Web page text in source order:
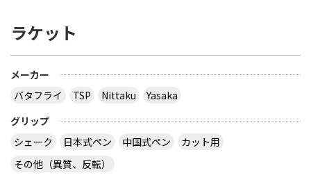
ラケット
メーカー
バタフライ
TSP Nittaku
Yasaka
グリップ
シェーク
日本式ペン 中国式ペン
カット用
その他（異質、反転）